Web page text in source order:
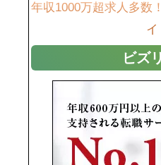
年収1000万超求人多数
イ
ビズ